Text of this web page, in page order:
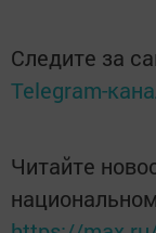
Следите за
Telegram-
Читайте